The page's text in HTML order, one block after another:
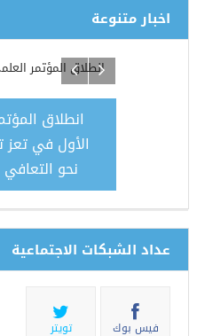
اخبار متنوعة
انطلاق
الأول في
نحو
عداد الشبكات الاجتماعية
فيس بوك تويتر